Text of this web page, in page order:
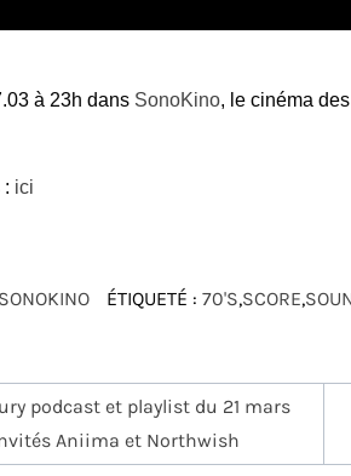
à 23h dans SonoKino, le cinéma
: ici
SONOKINO ÉTIQUETÉ : 70'S,SCORE,
podcast et playlist du 21 mars
Aniima et Northwish